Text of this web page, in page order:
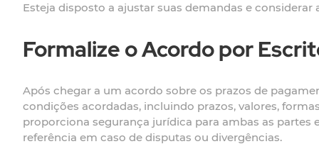
Esteja disposto a ajustar suas demandas e
Formalize o Acordo por
Após chegar a um acordo sobre os prazos de
condições acordadas, incluindo prazos, valores,
proporciona segurança jurídica para ambas as
referência em caso de disputas ou divergências.